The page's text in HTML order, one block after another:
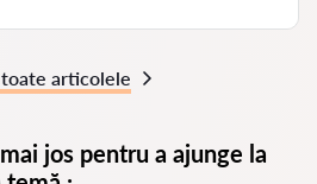
articolele
jos pentru a ajunge la